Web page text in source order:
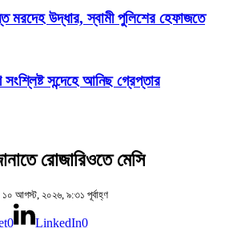
মরদেহ উদ্ধার, স্বামী পুলিশের হেফাজতে
সন্দেহে আনিছ গ্রেপ্তার
রোজারিওতে মেসি
১০ আগস্ট, ২০২৬, ৯:৩১ পূর্বাহ্ণ
0 LinkedIn0